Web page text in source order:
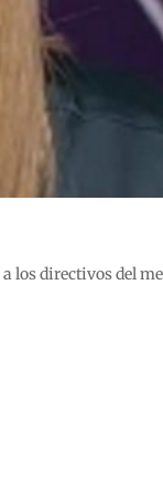
los directivos del